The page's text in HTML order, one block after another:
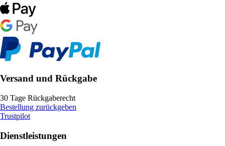
Versand und Rückgabe
30 Tage Rückgaberecht
Bestellung zurückgeben
Trustpilot
Dienstleistungen